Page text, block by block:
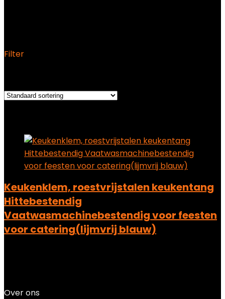
Filter
Keukenklem, roestvrijstalen keukentang
Hittebestendig
Vaatwasmachinebestendig voor feesten
voor catering(lijmvrij blauw)
Over ons